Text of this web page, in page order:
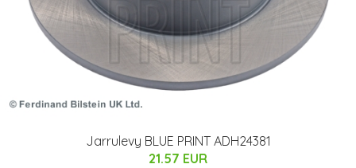
Jarrulevy BLUE PRINT ADH24381
21.57 EUR